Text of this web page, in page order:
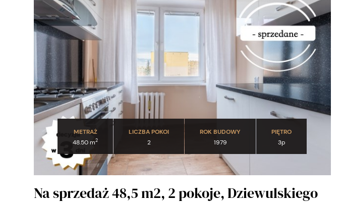
METRAŻ
48.50 m2
LICZBA POKOI
2
ROK BUDOWY
1979
PIĘTRO
3p
Na sprzedaż 48,5 m2, 2 pokoje, Dziewulskiego